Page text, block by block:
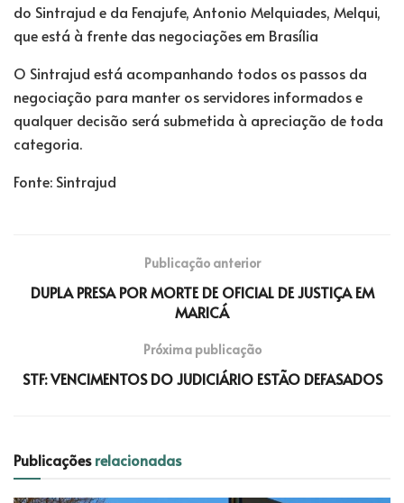
do Sintrajud e da Fenajufe, Antonio Melquiades, Melqui,
que está à frente das negociações em Brasília
O Sintrajud está acompanhando todos os passos da
negociação para manter os servidores informados e
qualquer decisão será submetida à apreciação de toda
categoria.
Fonte: Sintrajud
Publicação anterior
DUPLA PRESA POR MORTE DE OFICIAL DE JUSTIÇA EM
MARICÁ
Próxima publicação
STF: VENCIMENTOS DO JUDICIÁRIO ESTÃO DEFASADOS
Publicaçõesrelacionadas